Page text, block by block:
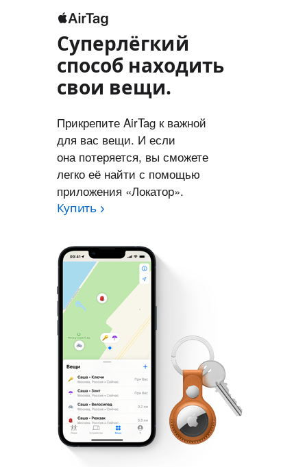
Суперлёгкий
способ находить
свои вещи.
Прикрепите AirTag к важной
для вас вещи. И если
она потеряется, вы сможете
легко её найти с помощью
приложения «Локатор».
Купить